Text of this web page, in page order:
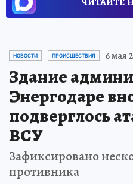
НОВОСТИ ПРОИСШЕСТВИЯ 6 мая
Здание
Энергодаре
подверглось
ВСУ
Зафиксировано
противника